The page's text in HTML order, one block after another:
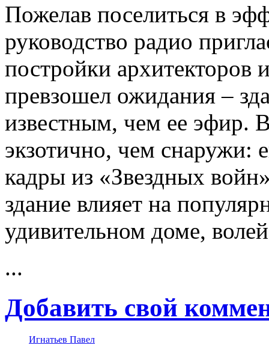
Пожелав поселиться в
руководство радио
постройки архитекторов
превзошел ожидания –
известным, чем ее эфир.
экзотично, чем снаружи:
кадры из «Звездных
здание влияет на
удивительном доме,
...
Добавить свой
Игнатьев Павел